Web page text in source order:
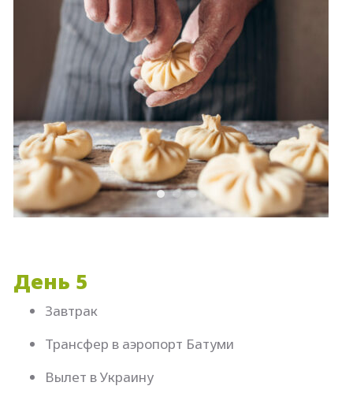
День 5
Завтрак
Трансфер в аэропорт Батуми
Вылет в Украину